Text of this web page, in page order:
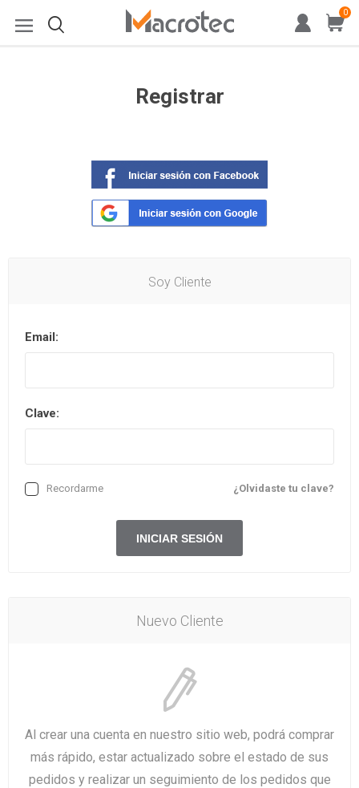
0
Registrar
Soy Cliente
Email:
Clave:
¿Olvidaste tu clave?
Recordarme
Nuevo Cliente
Al crear una cuenta en nuestro sitio web, podrá comprar
más rápido, estar actualizado sobre el estado de sus
pedidos y realizar un seguimiento de los pedidos que